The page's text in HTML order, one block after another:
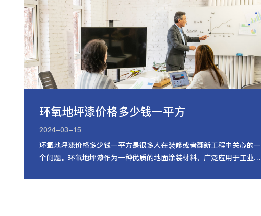
环氧地坪漆价格多少钱一平方
2024-03-15
环氧地坪漆价格多少钱一平方是很多人在装修或者翻新工程中关心的一
个问题。环氧地坪漆作为一种优质的地面涂装材料，广泛应用于工业厂